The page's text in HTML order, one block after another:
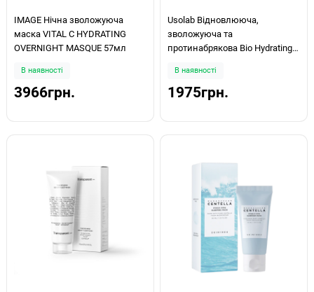
IMAGE Нічна зволожуюча
маска VITAL C HYDRATING
OVERNIGHT MASQUE 57мл
В наявності
3966грн.
Usolab Відновлююча,
зволожуюча та
протинабрякова Bio Hydrating
В наявності
1975грн.